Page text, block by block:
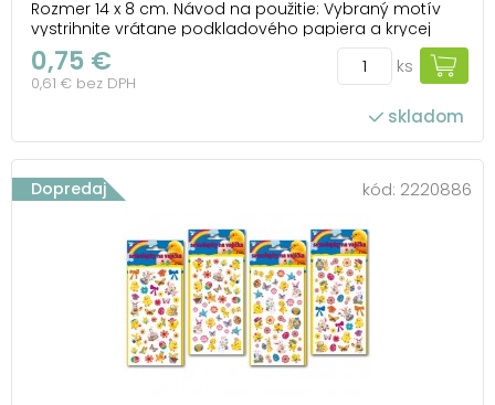
Rozmer 14 x 8 cm. Návod na použitie: Vybraný motív
vystrihnite vrátane podkladového papiera a krycej
fólie. Odstráňte podkladový papier a zvoľte miesto
pre obrázok. Použite čisté, odmastené a suché vajce.
0,75 €
0,61 € bez DPH
ks
skladom
Dopredaj kód: 2220886